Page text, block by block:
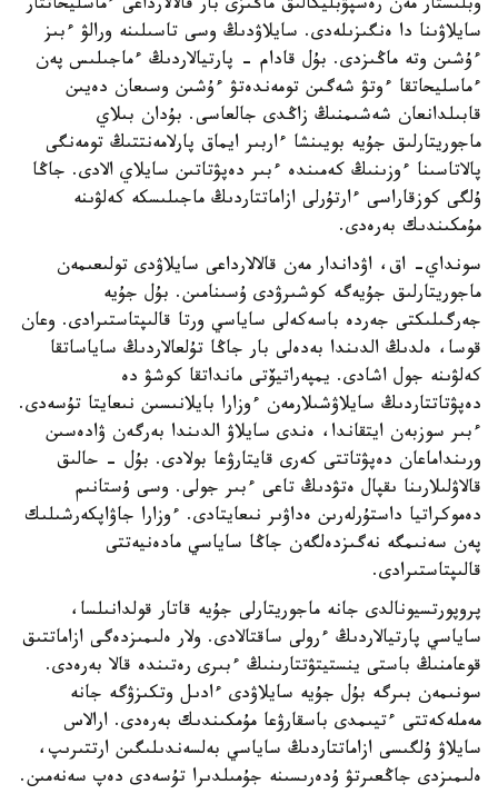
وبلىستار مەن رەسپۋبليكالىق ماڭىزى بار قالالارداعى ءماسليحاتتار
سايلاۋىنا دا ەنگىزىلەدى. سايلاۋدىڭ وسى تاسىلىنە ورالۋ ءبىز
ءۇشىن وتە ماڭىزدى. بۇل قادام - پارتيالاردىڭ ءماجىلىس پەن
ءماسليحاتقا ءوتۋ شەگىن تومەندەتۋ ءۇشىن وسىعان دەيىن
قابىلدانعان شەشىمنىڭ زاڭدى جالعاسى. بۇدان بىلاي
ماجوريتارلىق جۇيە بويىنشا ءاربىر ايماق پارلامەنتتىڭ تومەنگى
پالاتاسىنا ءوزىنىڭ كەمىندە ءبىر دەپۋتاتىن سايلاي الادى. جاڭا
ۇلگى كوزقاراسى ءارتۇرلى ازاماتتاردىڭ ماجىلىسكە كەلۋىنە
مۇمكىندىك بەرەدى.
سونداي- اق، اۋداندار مەن قالالارداعى سايلاۋدى تولىعىمەن
ماجوريتارلىق جۇيەگە كوشىرۋدى ۇسىنامىن. بۇل جۇيە
جەرگىلىكتى جەردە باسەكەلى ساياسي ورتا قالىپتاستىرادى. وعان
قوسا، ەلدىڭ الدىندا بەدەلى بار جاڭا تۇلعالاردىڭ ساياساتقا
كەلۋىنە جول اشادى. يمپەراتيۆتى مانداتقا كوشۋ دە
دەپۋتاتتاردىڭ سايلاۋشىلارمەن ءوزارا بايلانىسىن نىعايتا تۇسەدى.
ءبىر سوزبەن ايتقاندا، ەندى سايلاۋ الدىندا بەرگەن ۋادەسىن
ورىنداماعان دەپۋتاتتى كەرى قايتارۋعا بولادى. بۇل - حالىق
قالاۋلىلارىنا ىقپال ەتۋدىڭ تاعى ءبىر جولى. وسى ۇستانىم
دەموكراتيا داستۇرلەرىن ەداۋىر نىعايتادى. ءوزارا جاۋاپكەرشىلىك
پەن سەنىمگە نەگىزدەلگەن جاڭا ساياسي مادەنيەتتى
قالىپتاستىرادى.
پروپورتسيونالدى جانە ماجوريتارلى جۇيە قاتار قولدانىلسا،
ساياسي پارتيالاردىڭ ءرولى ساقتالادى. ولار ەلىمىزدەگى ازاماتتىق
قوعامنىڭ باستى ينستيتۋتتارىنىڭ ءبىرى رەتىندە قالا بەرەدى.
سونىمەن بىرگە بۇل جۇيە سايلاۋدى ءادىل وتكىزۋگە جانە
مەملەكەتتى ءتيىمدى باسقارۋعا مۇمكىندىك بەرەدى. ارالاس
سايلاۋ ۇلگىسى ازاماتتاردىڭ ساياسي بەلسەندىلىگىن ارتتىرىپ،
ەلىمىزدى جاڭعىرتۋ ۇدەرىسىنە جۇمىلدىرا تۇسەدى دەپ سەنەمىن.